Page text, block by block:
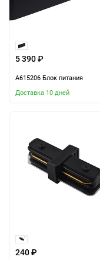
5 390 ₽
A615206 Блок питания
Доставка 10 дней
240 ₽